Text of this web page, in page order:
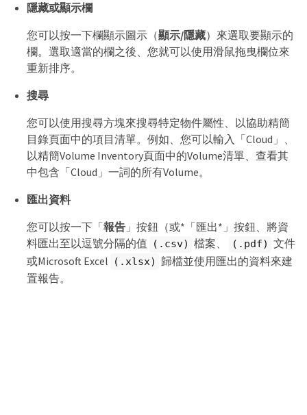
隱藏或顯示欄
您可以按一下欄顯示圖示（顯示/隱藏）來選取要顯示的
欄。選取適當的欄之後、您就可以使用滑鼠拖曳欄位來
重新排序。
搜尋
您可以使用搜尋方塊來搜尋特定物件屬性、以協助精簡
目錄頁面中的項目清單。例如、您可以輸入「Cloud」、
以精簡Volume Inventory頁面中的Volume清單、查看其
中包含「Cloud」一詞的所有Volume。
匯出資料
您可以按一下「報告」按鈕（或*「匯出*」按鈕、將資
料匯出至以逗號分隔的值
(.csv) 檔案、 (.pdf) 文件
或Microsoft Excel
(.xlsx)
歸檔並使用匯出的資料來建
置報告。